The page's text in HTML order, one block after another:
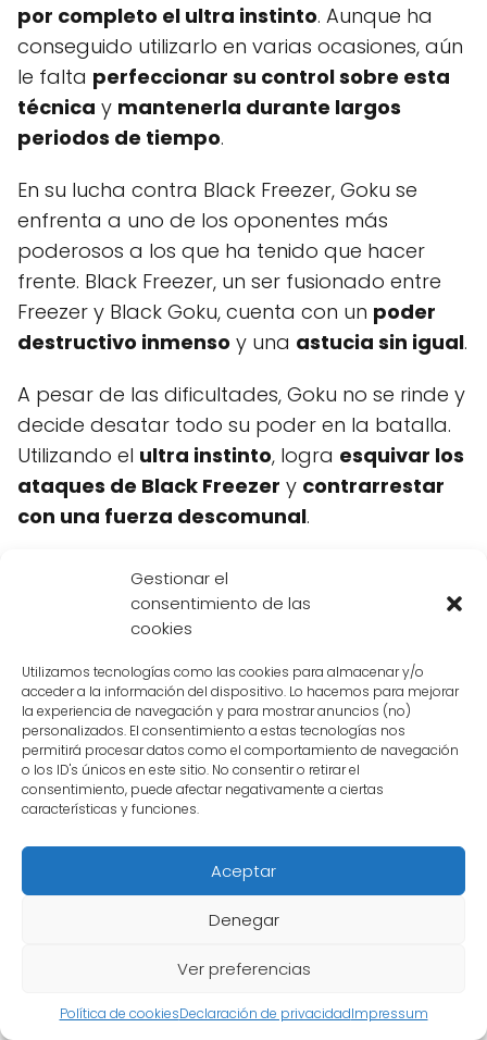
Gestionar el
consentimiento de las
cookies
Utilizamos tecnologías como las cookies para almacenar y/o
acceder a la información del dispositivo. Lo hacemos para mejorar
la experiencia de navegación y para mostrar anuncios (no)
personalizados. El consentimiento a estas tecnologías nos
permitirá procesar datos como el comportamiento de navegación
o los ID's únicos en este sitio. No consentir o retirar el
consentimiento, puede afectar negativamente a ciertas
características y funciones.
Aceptar
Denegar
Ver preferencias
Política de cookiesDeclaración de privacidadImpressum
por completo el ultra instinto. Aunque ha
conseguido utilizarlo en varias ocasiones, aún
le falta perfeccionar su control sobre esta
técnica y mantenerla durante largos
periodos de tiempo.
En su lucha contra Black Freezer, Goku se
enfrenta a uno de los oponentes más
poderosos a los que ha tenido que hacer
frente. Black Freezer, un ser fusionado entre
Freezer y Black Goku, cuenta con un poder
destructivo inmenso y una astucia sin igual.
A pesar de las dificultades, Goku no se rinde y
decide desatar todo su poder en la batalla.
Utilizando el ultra instinto, logra esquivar los
ataques de Black Freezer y contrarrestar
con una fuerza descomunal.
Sin embargo, Black Freezer no se queda atrás
contraataca con una serie de técnicas
devastadoras. La batalla entre estos dos
guerreros se convierte en una
lucha épica
donde ninguno de los dos da su brazo a
torcer.
La pregunta que todos nos hacemos es:
¿quién saldrávictoriosode esta gran
poder impresionanteyhabilidades únicas
Sin duda, será una pelea que quedará en la
historia de Dragon Ball.
¿Qué ha hecho Black